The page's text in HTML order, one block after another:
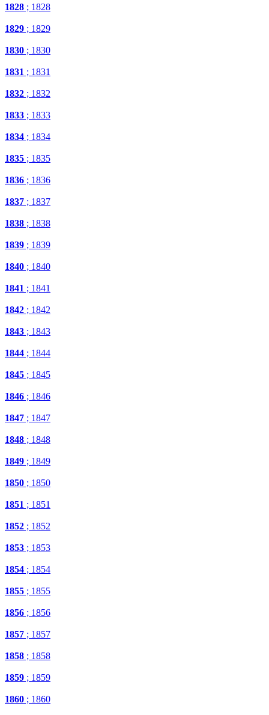
1828 ; 1828
1829 ; 1829
1830 ; 1830
1831 ; 1831
1832 ; 1832
1833 ; 1833
1834 ; 1834
1835 ; 1835
1836 ; 1836
1837 ; 1837
1838 ; 1838
1839 ; 1839
1840 ; 1840
1841 ; 1841
1842 ; 1842
1843 ; 1843
1844 ; 1844
1845 ; 1845
1846 ; 1846
1847 ; 1847
1848 ; 1848
1849 ; 1849
1850 ; 1850
1851 ; 1851
1852 ; 1852
1853 ; 1853
1854 ; 1854
1855 ; 1855
1856 ; 1856
1857 ; 1857
1858 ; 1858
1859 ; 1859
1860 ; 1860